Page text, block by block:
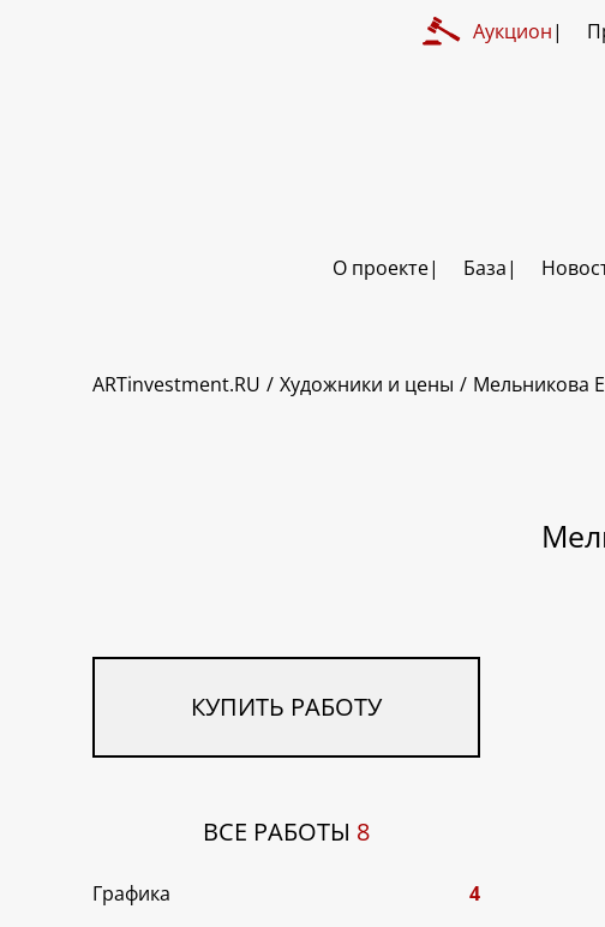
Аукцион
О проекте База
ARTinvestment.RU Художники и цены Мельникова
КУПИТЬ РАБОТУ
ВСЕ РАБОТЫ 8
Графика 4